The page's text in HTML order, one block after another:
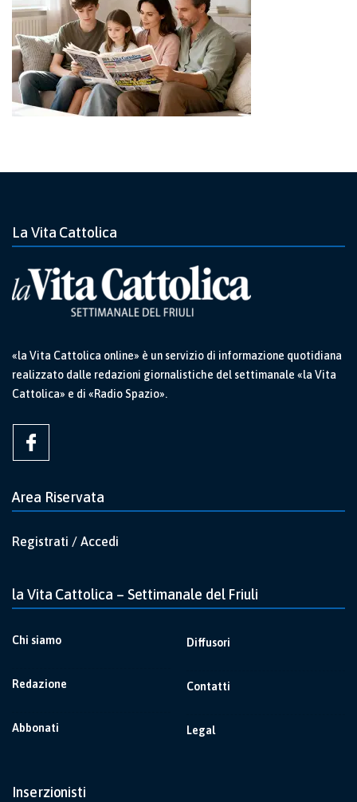
La Vita Cattolica
«la Vita Cattolica online» è un servizio di informazione quotidiana
realizzato dalle redazioni giornalistiche del settimanale «la Vita
Cattolica» e di «Radio Spazio».
Area Riservata
Registrati / Accedi
la Vita Cattolica – Settimanale del Friuli
Chi siamo
Redazione
Abbonati
Diffusori
Contatti
Legal
Inserzionisti